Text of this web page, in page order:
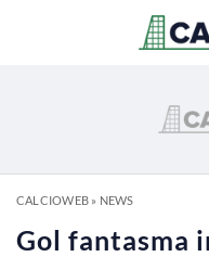
CALCIOWEB» NEWS
Gol fantasma